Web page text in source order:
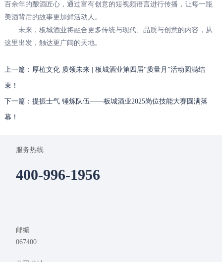
百余年的酿酒匠心，通过富有创意的短视频语言进行传播，让每一瓶
美酒背后的故事更加鲜活动人。
未来，板城酒业将融合更多传统与现代、品质与创意的内容，从
这里出发，触达更广阔的天地。
上一篇：厚植文化 质领未来 | 板城酒业第四届“质量月”活动圆满结
束！
下一篇：提振士气 锤炼队伍——板城酒业2025岗位技能大赛圆满落
幕！
服务热线
400-996-1956
邮编
067400